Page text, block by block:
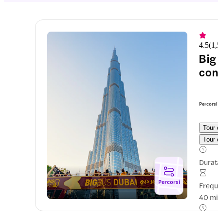
Percorsi
4.5(
Percorsi
Tour
Tour
40